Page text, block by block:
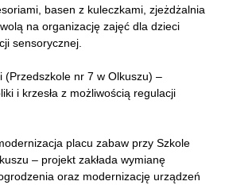
basen z kuleczkami, zjeżdżalnia
na organizację zajęć dla dzieci
sensorycznej.
(Przedszkole nr 7 w Olkuszu) –
i krzesła z możliwością regulacji
placu zabaw przy Szkole
– projekt zakłada wymianę
oraz modernizację urządzeń